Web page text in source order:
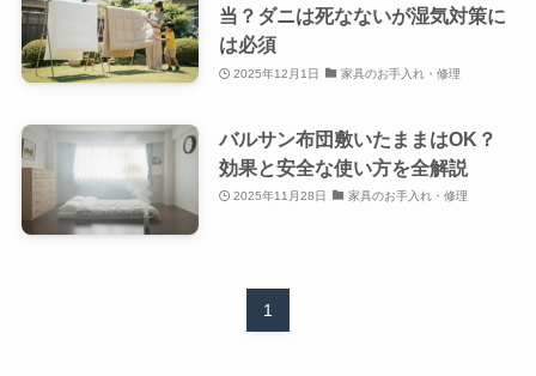
当？ダニは死なないが湿気対策に
は必須
2025年12月1日 家具のお手入れ・修理
バルサン布団敷いたままはOK？
効果と安全な使い方を全解説
2025年11月28日 家具のお手入れ・修理
1